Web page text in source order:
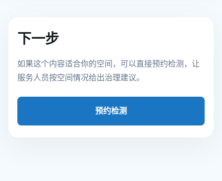
下一步
如果这个内容适合你的空间，可以直接预约检测，让
服务人员按空间情况给出治理建议。
预约检测